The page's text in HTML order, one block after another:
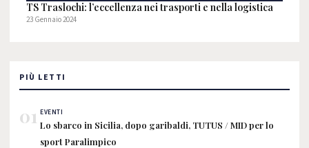
TS Traslochi: l’eccellenza nei trasporti e nella logistica
23 Gennaio 2024
PIÙ LETTI
01 EVENTI
Lo sbarco in Sicilia, dopo garibaldi, TUTUS / MID per lo
sport Paralimpico